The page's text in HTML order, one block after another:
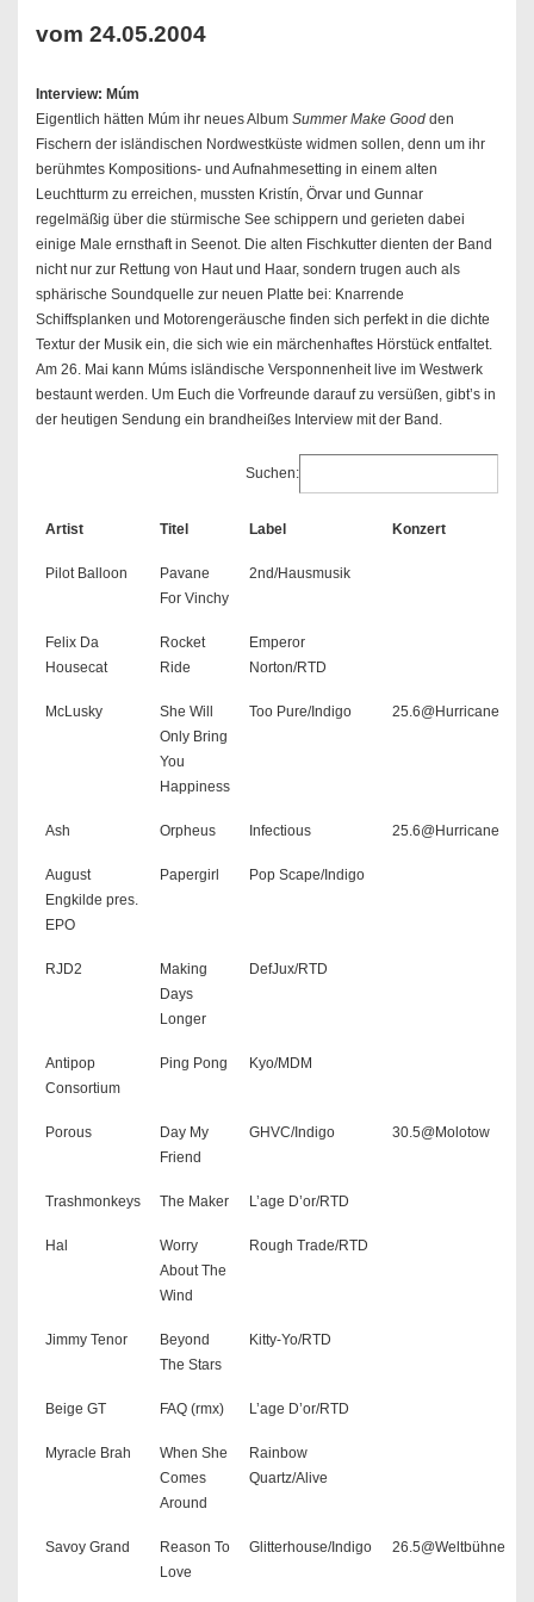
vom 24.05.2004
Interview: Múm
Eigentlich hätten Múm ihr neues Album Summer Make Good den
Fischern der isländischen Nordwestküste widmen sollen, denn um ihr
berühmtes Kompositions- und Aufnahmesetting in einem alten
Leuchtturm zu erreichen, mussten Kristín, Örvar und Gunnar
regelmäßig über die stürmische See schippern und gerieten dabei
einige Male ernsthaft in Seenot. Die alten Fischkutter dienten der Band
nicht nur zur Rettung von Haut und Haar, sondern trugen auch als
sphärische Soundquelle zur neuen Platte bei: Knarrende
Schiffsplanken und Motorengeräusche finden sich perfekt in die dichte
Textur der Musik ein, die sich wie ein märchenhaftes Hörstück entfaltet.
Am 26. Mai kann Múms isländische Versponnenheit live im Westwerk
bestaunt werden. Um Euch die Vorfreunde darauf zu versüßen, gibt’s in
der heutigen Sendung ein brandheißes Interview mit der Band.
Suchen:
Artist Titel Label Konzert
Pilot Balloon
Pavane
For Vinchy
2nd/Hausmusik
Felix Da
Housecat
Rocket
Ride
Emperor
Norton/RTD
McLusky
She Will
Only Bring
You
Happiness
Too Pure/Indigo 25.6@Hurricane
Ash Orpheus Infectious 25.6@Hurricane
August
Engkilde pres.
EPO
Papergirl Pop Scape/Indigo
RJD2
Making
Days
Longer
DefJux/RTD
Antipop
Consortium
Ping Pong Kyo/MDM
Porous
Day My
Friend
GHVC/Indigo 30.5@Molotow
Trashmonkeys The Maker L’age D’or/RTD
Hal
Worry
About The
Wind
Rough Trade/RTD
Jimmy Tenor
Beyond
The Stars
Kitty-Yo/RTD
Beige GT FAQ (rmx) L’age D’or/RTD
Myracle Brah
When She
Comes
Around
Rainbow
Quartz/Alive
Savoy Grand
Reason To
Love
Glitterhouse/Indigo 26.5@Weltbühne